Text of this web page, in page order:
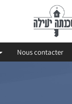
Nous contacter